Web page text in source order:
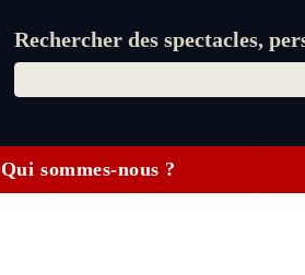
Rechercher des spectacles,
Qui sommes-nous ?